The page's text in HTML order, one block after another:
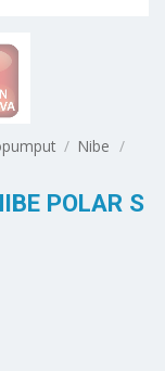
/ Nibe /
POLAR S